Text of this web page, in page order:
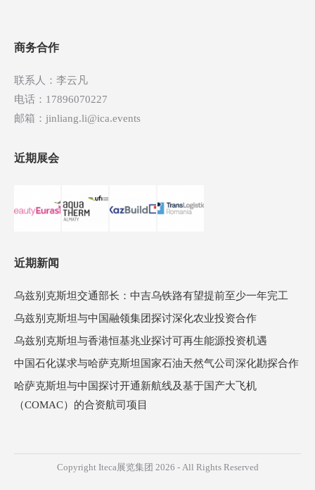
航
商务合作
联系人：李云凡
电话：17896070227
邮箱：jinliang.li@ica.events
近期展会
近期新闻
乌兹别克斯坦交通部长：中吉乌铁路有望提前至少一年完工
乌兹别克斯坦与中国融领集团探讨深化农业投资合作
乌兹别克斯坦与香港恒基兆业探讨可再生能源投资机遇
中国石化谋求与哈萨克斯坦国家石油天然气公司深化勘探合作
哈萨克斯坦与中国探讨开通新航线及基于国产大飞机
（COMAC）的合资航司项目
Copyright Iteca展览集团 2026 - All Rights Reserved